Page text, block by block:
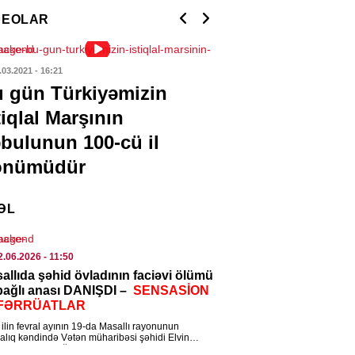
- 10:54
şübhəli bilinən 70 nəfər
- 10:47
qəbul olmaq istəyənlərin
kişilərə xoşbəxtlik və yüksək
gətirir – Alimlərdən maraqlı
- 16:21
gün Türkiyəmizin
Marşının
100-cü il
- 11:50
şəhid övladının faciəvi ölümü
anası DANIŞDI – SENSASİON
fevral ayının 19-da Masallı rayonunun
kəndində Vətən müharibəsi şəhidi Elvin